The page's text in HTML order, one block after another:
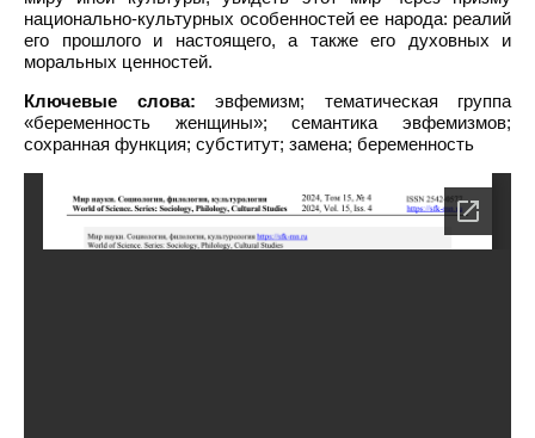
национально-культурных особенностей ее народа: реалий
его прошлого и настоящего, а также его духовных и
моральных ценностей.
Ключевые слова: эвфемизм; тематическая группа
«беременность женщины»; семантика эвфемизмов;
сохранная функция; субститут; замена; беременность